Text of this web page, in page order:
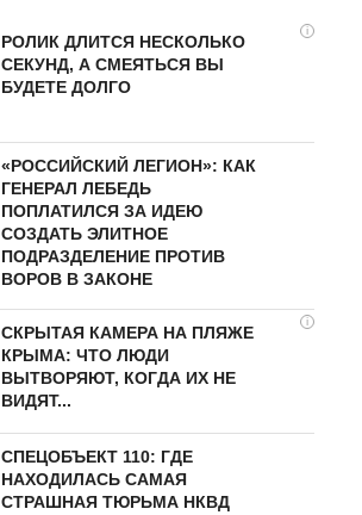
i
РОЛИК ДЛИТСЯ НЕСКОЛЬКО
СЕКУНД, А СМЕЯТЬСЯ ВЫ
БУДЕТЕ ДОЛГО
«РОССИЙСКИЙ ЛЕГИОН»: КАК
ГЕНЕРАЛ ЛЕБЕДЬ
ПОПЛАТИЛСЯ ЗА ИДЕЮ
СОЗДАТЬ ЭЛИТНОЕ
ПОДРАЗДЕЛЕНИЕ ПРОТИВ
ВОРОВ В ЗАКОНЕ
i
СКРЫТАЯ КАМЕРА НА ПЛЯЖЕ
КРЫМА: ЧТО ЛЮДИ
ВЫТВОРЯЮТ, КОГДА ИХ НЕ
ВИДЯТ...
СПЕЦОБЪЕКТ 110: ГДЕ
НАХОДИЛАСЬ САМАЯ
СТРАШНАЯ ТЮРЬМА НКВД